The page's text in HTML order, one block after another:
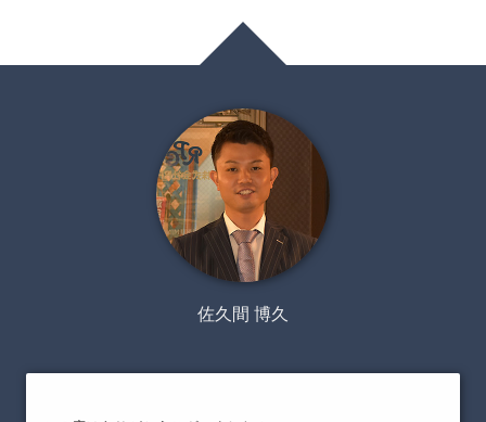
佐久間 博久